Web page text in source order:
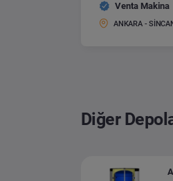
Venta Makina
ANKARA -
Diğer